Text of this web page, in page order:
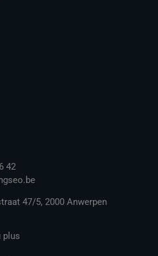
42
47/5, 2000 Anwerpen
plus